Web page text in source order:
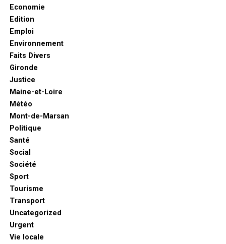
Economie
Edition
Emploi
Environnement
Faits Divers
Gironde
Justice
Maine-et-Loire
Météo
Mont-de-Marsan
Politique
Santé
Social
Société
Sport
Tourisme
Transport
Uncategorized
Urgent
Vie locale